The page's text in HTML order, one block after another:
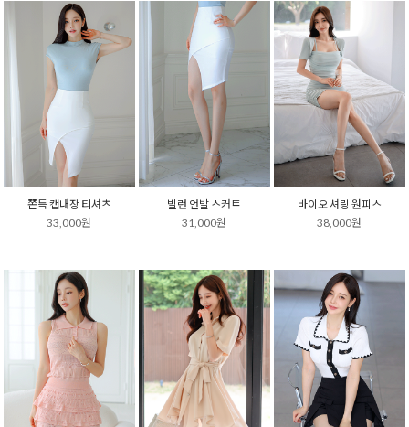
쫀득 캡내장 티셔츠
33,000원
빌런 언발 스커트
31,000원
바이오 셔링 원피스
38,000원